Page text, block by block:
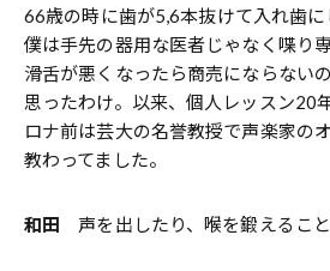
66歳の時に歯が5,6本抜けて入れ歯に
僕は手先の器用な医者じゃなく喋り
滑舌が悪くなったら商売にならない
思ったわけ。以来、個人レッスン20
ロナ前は芸大の名誉教授で声楽家の
教わってました。
和田 声を出したり、喉を鍛えること